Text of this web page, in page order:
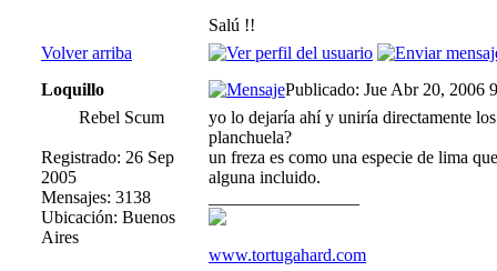
Salú !!
Volver arriba
Loquillo
Publicado: Jue Abr 20, 2006
Rebel Scum
Registrado: 26 Sep
2005
Mensajes: 3138
Ubicación: Buenos
Aires
yo lo dejaría ahí y uniría directamente
planchuela?
un freza es como una especie de lima
alguna incluido.
www.tortugahard.com